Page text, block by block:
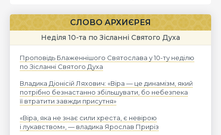
СЛОВО АРХИЄРЕЯ
Неділя 10-та по Зісланні Святого Духа
Проповідь Блаженнішого Святослава у 10-ту неділю
по Зісланні Святого Духа
Владика Діонісій Ляхович: «Віра — це динамізм, який
потрібно безнастанно збільшувати, бо небезпека
її втратити завжди присутня»
«Віра, яка не знає сили хреста, є невірою
і лукавством», — владика Ярослав Приріз